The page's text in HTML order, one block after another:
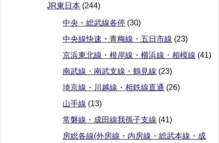
JR東日本 (244)
中央・総武線各停 (30)
中央線快速・青梅線・五日市線 (23)
京浜東北線・根岸線・横浜線・相模線 (41)
南武線・南武支線・鶴見線 (23)
埼京線・川越線・相鉄線直通 (26)
山手線 (13)
常磐線・成田線我孫子支線 (41)
房総各線(外房線・内房線・総武本線・成